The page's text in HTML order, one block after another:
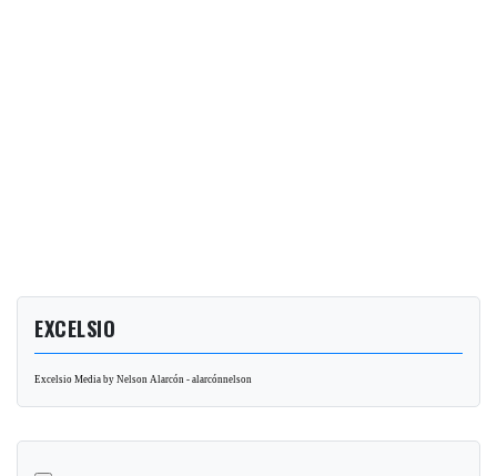
EXCELSIO
Excelsio Media by Nelson Alarcón - alarcónnelson